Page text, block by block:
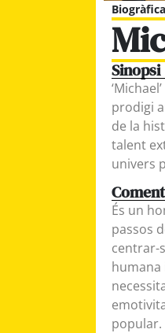
Biogràfica
Sinopsi
prodigi
de la
talent
univers
És un
passos
centrar-
humana
popular.